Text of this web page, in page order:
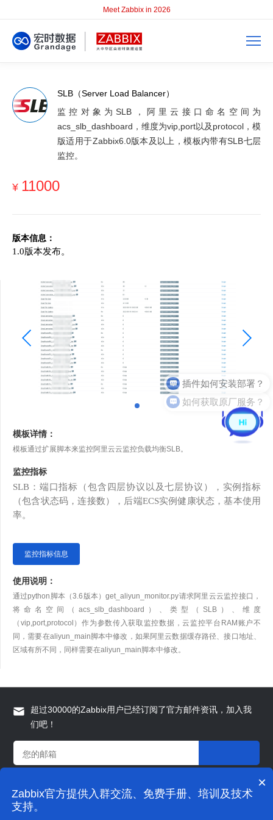
Meet Zabbix in 2026
SLB（Server Load Balancer）
监控对象为SLB，阿里云接口命名空间为
acs_slb_dashboard，维度为vip,port以及protocol，模
版适用于Zabbix6.0版本及以上，模板内带有SLB七层
监控。
¥ 11000
版本信息：
1.0版本发布。
模板详情：
模板通过扩展脚本来监控阿里云云监控负载均衡SLB。
监控指标
SLB：端口指标（包含四层协议以及七层协议），实例指标
（包含状态码，连接数），后端ECS实例健康状态，基本使用
率。
监控指标信息
使用说明：
通过python脚本（3.6版本）get_aliyun_monitor.py请求阿里云云监控接口，
将命名空间（acs_slb_dashboard）、类型（SLB）、维度
（vip,port,protocol）作为参数传入获取监控数据，云监控平台RAM账户不
同，需要在aliyun_main脚本中修改，如果阿里云数据缓存路径、接口地址、
区域有所不同，同样需要在aliyun_main脚本中修改。
超过30000的Zabbix用户已经订阅了官方邮件资讯，加入我
们吧！
插件如何安装部署？
如何获取原厂服务？
×
Zabbix官方提供入群交流、免费手册、培训及技术
支持。